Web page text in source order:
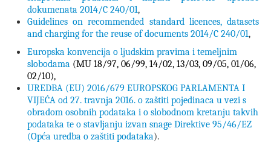
dokumenata 2014/C 240/01,
Guidelines on recommended standard licences, datasets
and charging for the reuse of documents 2014/C 240/01,
Europska konvencija o ljudskim pravima i temeljnim
slobodama (MU 18/97, 06/99, 14/02, 13/03, 09/05, 01/06,
02/10),
UREDBA (EU) 2016/679 EUROPSKOG PARLAMENTA I
VIJEĆA od 27. travnja 2016. o zaštiti pojedinaca u vezi s
obradom osobnih podataka i o slobodnom kretanju takvih
podataka te o stavljanju izvan snage Direktive 95/46/EZ
(Opća uredba o zaštiti podataka).